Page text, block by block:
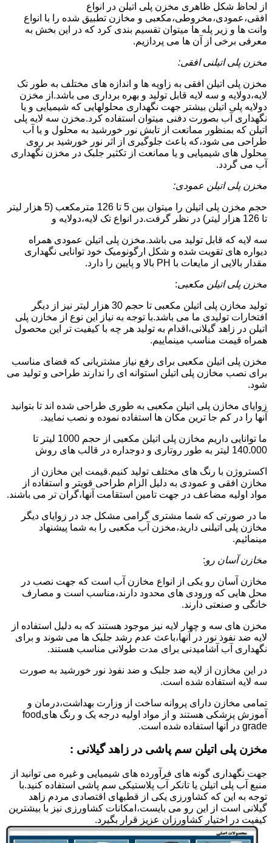
از لحاظ شکل ظاهری مخزن پلی اتیلن در انواع
افقی،عمودی،مخروطی،مکعبی و مخازن تطبیق شده را با انواع
وانت ها و زیر پله ها میتوان تقسیم بندی کرد که در این بخش به
معرفی برخی از آن ها می پردازیم.
مخزن پلی اتیلنی افقی:
مخزن پلی اتیلن افقی به زاویه ها و اندازه های مختلف به طور تک
لایه،دولایه و سه لایه قابل تولید و بهره برداری می باشد.از مخزن
دولایه پلی اتیلن بیشتر جهت نگهداری محلولهایی که شیمیایی و یا
نگهداری آب بصورت دفنی میتوان استفاده کرد.مخزن سه لایه پلی
اتیلن که بمنظور ممانعت از تابش نور خورشید به محلول و یا آب
طراحی می شود،که باعث جلوگیری از اثر نور خورشید بر روی
محلول های شیمیایی و یا ممانعت از تکثیر جلبک در مخزن نگهداری
آب می گردد.
مخزن پلی اتیلن عمودی:
حجم مخزن پلی اتیلن را میتوان بین 5 تا 126 مترمکعب (5 هزار لیتر
تا 126 هزار لیتر) در نظر گرفت.در انواع تک لایه،دولایه و
سه لایه که قابل تولید می باشد.مخزن پلی اتیلن عمودی همراه
دیواره های تقویت شده و شکل ارگونومیک خود توانایی نگهداری
مقدار بالایی از مایعات با PH بالا و پایین را دارد.
مخزن پلی اتیلن مکعبی:
تولید مخازن پلی اتیلن مکعبی تا حجم 30 هزار لیتر نیز از دیگر
افتخارات تولیدی ما می باشد.با توجه به نیاز این نوع از مخازن پلی
اتیلن در زاهد گیلانی،اقدام به تولید هر چه با کیفیت تر این محصول
همراه قیمت مناسب مینماییم.
مخزن پلی اتیلن مکعبی برای رفع نیاز مشتریانی که فضای مناسب
برای نصب مخازن پلی اتیلن استوانه ای را ندارند طراحی و تولید می
شود.
زوایای مخازن پلی اتیلن مکعبی به طوری طراحی شده اند تا بتوانید
آنها را در کم جا ترین مکان ها استفاده نموده و نصب نمایید.
ما توانایی داریم مخازن پلی اتیلن مکعبی از حجم 1000 لیتر تا
140.000 لیتر به طور روتاری و دوجداره در قالب های روش
اکستروژن با رنگ های مختلف تولید کنیم.قیمت این مخازن از
مخازن افقی و عمودی به دلیل الزام طراحی قویتر و استفاده از
مواد اولیه مضاعف در جهت تامین استقامت آنها،گران تر می باشند.
ما در صورتی که شما مشتری گرامی مشکل جد در زوایای دیگر
مخازن پلی اتیلنی دارید،مخزن آب مکعبی را به شما پیشنهاد
مینمائیم.
مخازن آسان رو:
مخازن آسان رو یکی از انواع مخازن آب است که جهت نصب در
محل هایی که ورودی های محدود دارند،مناسب است و مصارف
خانگی و صنعتی دارند.
مخزن های سه و چهار لایه نیز موجود هستند که به دلیل استفاده از
لایه ضد نفوذ نور در آنها،باعث عدم رشد جلبک ها می شوند و برای
نگهداری آب آشامیدنی برای مدت طولانی مناسب هستند.
در این مخازن از لایه ضد جلبک و ضد نفوذ نور خورشید به صورت
سه لایه استفاده شده است.
تمامی مخازن دارای پروانه ساخت از وزارت بهداشت،درمان و
آموزش پزشکی هستند و از مواد اولیه درجه یک و رنگ هایfood
grade در آنها استفاده شده است.
مخزن پلی اتیلن سم پاشی در زاهد گیلانی :
جهت نگهداری گونه های فرآورده های شیمیایی و غیره می توانید از
منبع آب پلی اتیلن یا تانکر آب پلاستیکی سم پاشی استفاده کنید.با
توجه به این که کشاورزی یکی از قطبهای اقتصادی مردم زاهد
گیلانی است از این رو می بایست،امکانات کشاورزی نیز با بیشترین
کیفیت در اختیار کشاورزان عزیز قرار بگیرد.